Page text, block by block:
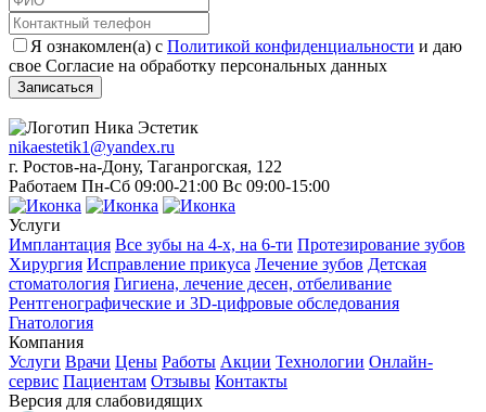
Я ознакомлен(а) с Политикой конфиденциальности и даю
свое Согласие на обработку персональных данных
Записаться
nikaestetik1@yandex.ru
г. Ростов-на-Дону, Таганрогская, 122
Работаем Пн-Сб 09:00-21:00 Вс 09:00-15:00
Услуги
Имплантация Все зубы на 4-х, на 6-ти Протезирование зубов
Хирургия Исправление прикуса Лечение зубов Детская
стоматология Гигиена, лечение десен, отбеливание
Рентгенографические и 3D-цифровые обследования
Гнатология
Компания
Услуги Врачи Цены Работы Акции Технологии Онлайн-
сервис Пациентам Отзывы Контакты
Версия для слабовидящих